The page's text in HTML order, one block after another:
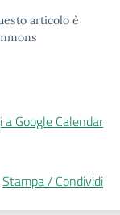
articolo è
a Google Calendar
Stampa / Condividi